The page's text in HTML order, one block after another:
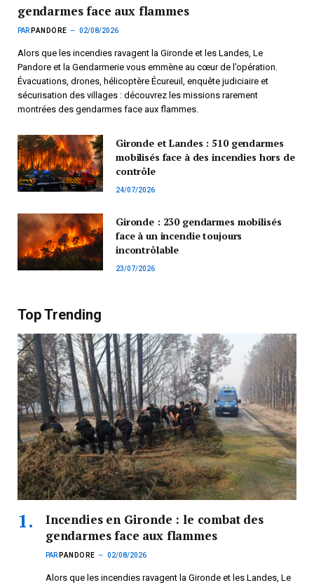
gendarmes face aux flammes
PAR PANDORE 02/08/2026
Alors que les incendies ravagent la Gironde et les Landes, Le
Pandore et la Gendarmerie vous emmène au cœur de l’opération.
Évacuations, drones, hélicoptère Écureuil, enquête judiciaire et
sécurisation des villages : découvrez les missions rarement
montrées des gendarmes face aux flammes.
Gironde et Landes : 510 gendarmes
mobilisés face à des incendies hors de
contrôle
24/07/2026
Gironde : 230 gendarmes mobilisés
face à un incendie toujours
incontrôlable
23/07/2026
Top Trending
Incendies en Gironde : le combat des
gendarmes face aux flammes
PAR PANDORE 02/08/2026
Alors que les incendies ravagent la Gironde et les Landes, Le